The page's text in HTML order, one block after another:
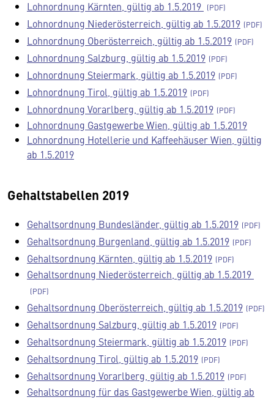
Lohnordnung Kärnten, gültig ab 1.5.2019
Lohnordnung Niederösterreich, gültig ab 1.5.2019
Lohnordnung Oberösterreich, gültig ab 1.5.2019
Lohnordnung Salzburg, gültig ab 1.5.2019
Lohnordnung Steiermark, gültig ab 1.5.2019
Lohnordnung Tirol, gültig ab 1.5.2019
Lohnordnung Vorarlberg, gültig ab 1.5.2019
Lohnordnung Gastgewerbe Wien, gültig ab 1.5.2019
Lohnordnung Hotellerie und Kaffeehäuser Wien, gültig
ab 1.5.2019
Gehaltstabellen 2019
Gehaltsordnung Bundesländer, gültig ab 1.5.2019
Gehaltsordnung Burgenland, gültig ab 1.5.2019
Gehaltsordnung Kärnten, gültig ab 1.5.2019
Gehaltsordnung Niederösterreich, gültig ab 1.5.2019
Gehaltsordnung Oberösterreich, gültig ab 1.5.2019
Gehaltsordnung Salzburg, gültig ab 1.5.2019
Gehaltsordnung Steiermark, gültig ab 1.5.2019
Gehaltsordnung Tirol, gültig ab 1.5.2019
Gehaltsordnung Vorarlberg, gültig ab 1.5.2019
Gehaltsordnung für das Gastgewerbe Wien, gültig ab